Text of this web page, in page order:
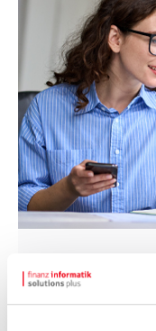
SCHRITT 2
Einladung